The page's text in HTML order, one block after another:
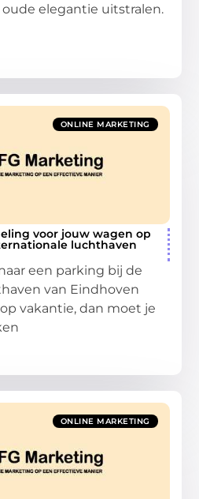
elegantie uitstralen.
ONLINE MARKETING
voor jouw wagen op
luchthaven
een parking bij de
van Eindhoven
vakantie, dan moet je
ONLINE MARKETING